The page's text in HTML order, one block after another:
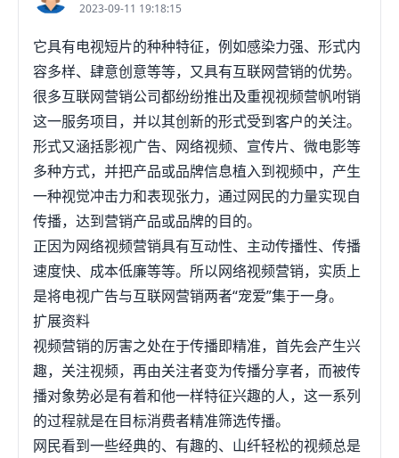
快速发展。综上所述，企业为了生存和长远发展，会
拍企业宣传片来宣传自己，扩大知名度。
2023-09-11 19:18:15
它具有电视短片的种种特征，例如感染力强、形式内
容多样、肆意创意等等，又具有互联网营销的优势。
很多互联网营销公司都纷纷推出及重视视频营帆咐销
这一服务项目，并以其创新的形式受到客户的关注。
形式又涵括影视广告、网络视频、宣传片、微电影等
多种方式，并把产品或品牌信息植入到视频中，产生
一种视觉冲击力和表现张力，通过网民的力量实现自
传播，达到营销产品或品牌的目的。
正因为网络视频营销具有互动性、主动传播性、传播
速度快、成本低廉等等。所以网络视频营销，实质上
是将电视广告与互联网营销两者“宠爱”集于一身。
扩展资料
视频营销的厉害之处在于传播即精准，首先会产生兴
趣，关注视频，再由关注者变为传播分享者，而被传
播对象势必是有着和他一样特征兴趣的人，这一系列
的过程就是在目标消费者精准筛选传播。
网民看到一些经典的、有趣的、山纤轻松的视频总是